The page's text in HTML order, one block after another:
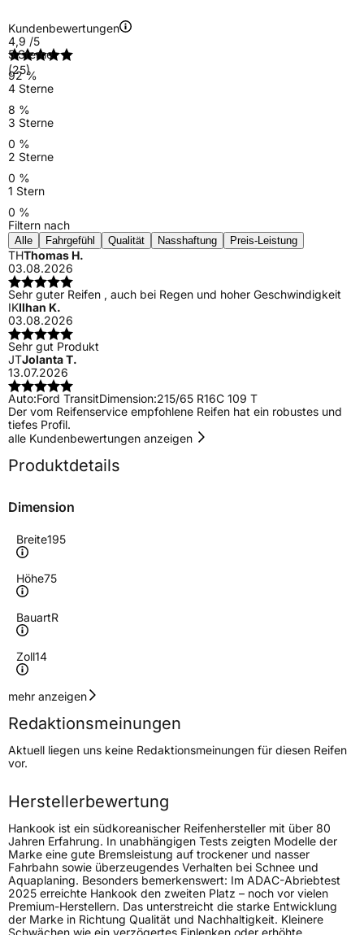
Kundenbewertungen
4,9 /5
(25)
5 Sterne
92 %
4 Sterne
8 %
3 Sterne
0 %
2 Sterne
0 %
1 Stern
0 %
Filtern nach
Alle Fahrgefühl Qualität Nasshaftung Preis-Leistung
THThomas H.
03.08.2026
Sehr guter Reifen , auch bei Regen und hoher Geschwindigkeit
IKIlhan K.
03.08.2026
Sehr gut Produkt
JTJolanta T.
13.07.2026
Auto:Ford TransitDimension:215/65 R16C 109 T
Der vom Reifenservice empfohlene Reifen hat ein robustes und
tiefes Profil.
alle Kundenbewertungen anzeigen
Produktdetails
Dimension
Breite195
Höhe75
BauartR
Zoll14
Geschwindigkeitsindex
Höchstgeschwindigkeit
160 km/h
Lastindex106/104
Höchstlast950/900 kg
Gewicht (in kg)
11,394 kg
Generelle Merkmale
FahrzeugtypTransporter
VerwendungSommerreifen
mehr anzeigen
Redaktionsmeinungen
Aktuell liegen uns keine Redaktionsmeinungen für diesen Reifen
vor.
Herstellerbewertung
Hankook ist ein südkoreanischer Reifenhersteller mit über 80
Jahren Erfahrung. In unabhängigen Tests zeigten Modelle der
Marke eine gute Bremsleistung auf trockener und nasser
Fahrbahn sowie überzeugendes Verhalten bei Schnee und
Aquaplaning. Besonders bemerkenswert: Im ADAC-Abriebtest
2025 erreichte Hankook den zweiten Platz – noch vor vielen
Premium-Herstellern. Das unterstreicht die starke Entwicklung
der Marke in Richtung Qualität und Nachhaltigkeit. Kleinere
Schwächen wie ein verzögertes Einlenken oder erhöhte